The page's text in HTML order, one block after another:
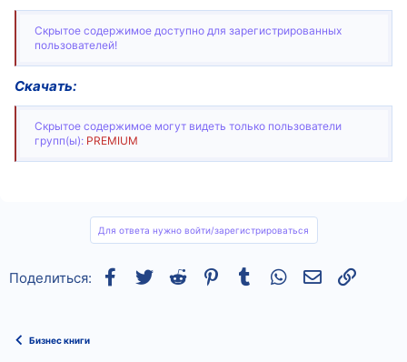
Скрытое содержимое доступно для зарегистрированных
пользователей!
Скачать:
Скрытое содержимое могут видеть только пользователи
групп(ы): PREMIUM
Для ответа нужно войти/зарегистрироваться
Поделиться: Facebook
TwitterReddit Pinterest
Tumblr WhatsAppСсылка
Бизнес книги